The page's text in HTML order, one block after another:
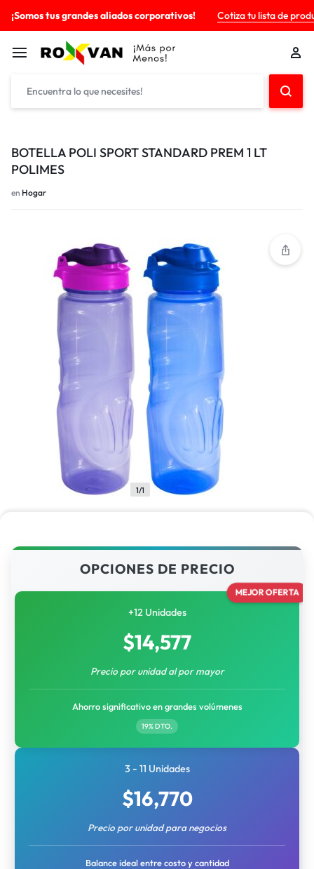
¡Somos tus grandes aliados corporativos! Cotiza tu lista de
BOTELLA POLI SPORT STANDARD PREM 1 LT
POLIMES
en Hogar
1/1
OPCIONES DE PRECIO
MEJOR OFERTA
+12 Unidades
$14,577
Precio por unidad al por mayor
Ahorro significativo en grandes volúmenes
19% DTO.
3 - 11 Unidades
$16,770
Precio por unidad para negocios
Balance ideal entre costo y cantidad